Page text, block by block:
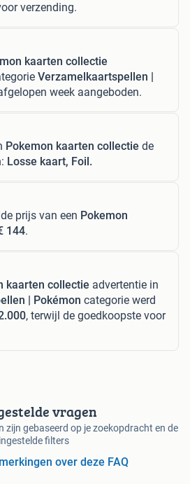
verzending.
kaarten collectie
Verzamelkaartspellen |
week aangeboden.
Pokemon kaarten collectie de
Losse kaart, Foil.
prijs van een Pokemon
144.
kaarten collectie advertentie in
| Pokémon categorie werd
, terwijl de goedkoopste voor
vragen
zijn gebaseerd op je zoekopdracht en de
ingestelde filters
over deze FAQ